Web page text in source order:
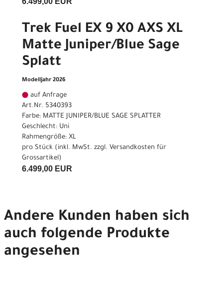
Trek Fuel EX 9 X0 AXS XL
Matte Juniper/Blue Sage
Splatt
Modelljahr 2026
auf Anfrage
Art.Nr. 5340393
Farbe: MATTE JUNIPER/BLUE SAGE SPLATTER
Geschlecht: Uni
Rahmengröße: XL
pro Stück (inkl. MwSt. zzgl. Versandkosten für
Grossartikel)
6.499,00 EUR
Andere Kunden haben sich
auch folgende Produkte
angesehen